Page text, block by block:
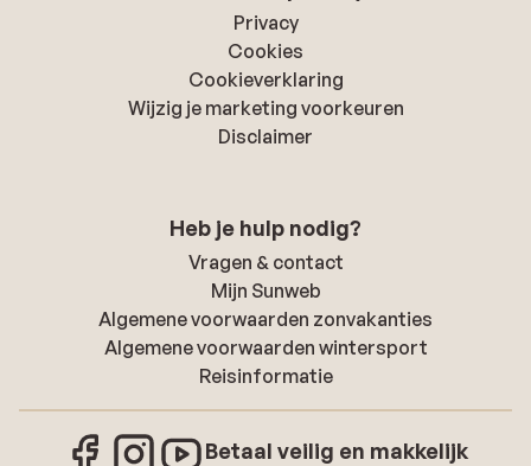
Privacy
Cookies
Cookieverklaring
Wijzig je marketing voorkeuren
Disclaimer
Heb je hulp nodig?
Vragen & contact
Mijn Sunweb
Algemene voorwaarden zonvakanties
Algemene voorwaarden wintersport
Reisinformatie
Betaal veilig en makkelijk